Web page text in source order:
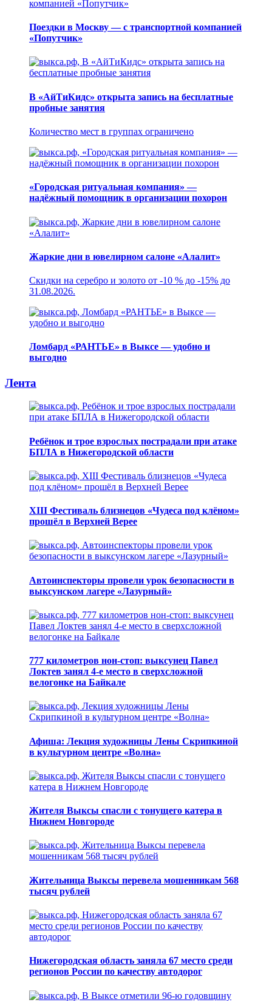
Поездки в Москву — с транспортной компанией
«Попутчик»
В «АйТиКидс» открыта запись на бесплатные
пробные занятия
Количество мест в группах ограничено
«Городская ритуальная компания» —
надёжный помощник в организации похорон
Жаркие дни в ювелирном салоне «Алалит»
Скидки на серебро и золото от -10 % до -15% до
31.08.2026.
Ломбард «РАНТЬЕ» в Выксе — удобно и
выгодно
Лента
Ребёнок и трое взрослых пострадали при атаке
БПЛА в Нижегородской области
XIII Фестиваль близнецов «Чудеса под клёном»
прошёл в Верхней Верее
Автоинспекторы провели урок безопасности в
выксунском лагере «Лазурный»
777 километров нон-стоп: выксунец Павел
Локтев занял 4-е место в сверхсложной
велогонке на Байкале
Афиша: Лекция художницы Лены Скрипкиной
в культурном центре «Волна»
Жителя Выксы спасли с тонущего катера в
Нижнем Новгороде
Жительница Выксы перевела мошенникам 568
тысяч рублей
Нижегородская область заняла 67 место среди
регионов России по качеству автодорог